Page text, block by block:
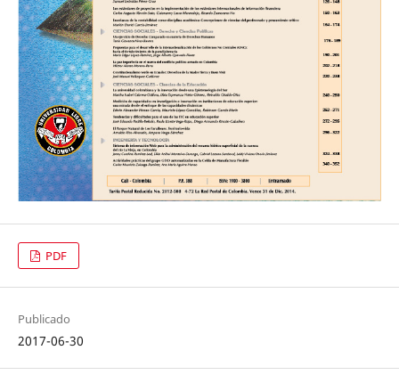
PDF
Publicado
2017-06-30